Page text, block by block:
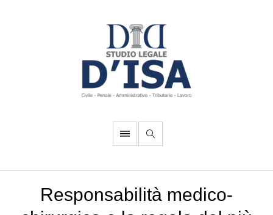
Responsabilità medico-